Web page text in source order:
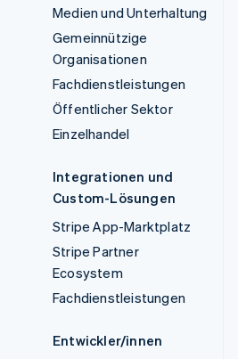
Medien und Unterhaltung
Gemeinnützige
Organisationen
Fachdienstleistungen
Öffentlicher Sektor
Einzelhandel
Integrationen und
Custom-Lösungen
Stripe App-Marktplatz
Stripe Partner
Ecosystem
Fachdienstleistungen
Entwickler/innen